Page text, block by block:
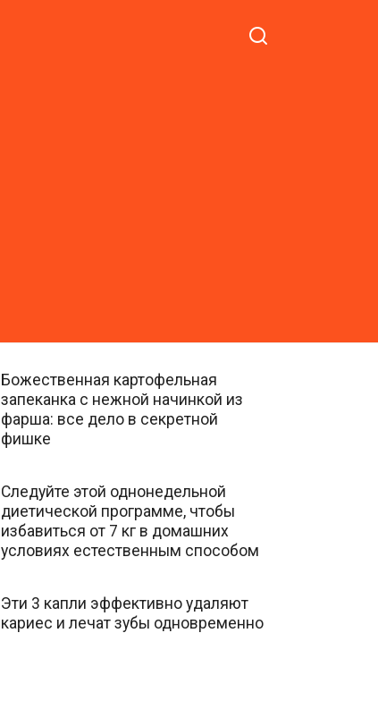
Божественная картофельная
запеканка с нежной начинкой из
фарша: все дело в секретной
фишке
Следуйте этой однонедельной
диетической программе, чтобы
избавиться от 7 кг в домашних
условиях естественным способом
Эти 3 капли эффективно удаляют
кариес и лечат зубы одновременно